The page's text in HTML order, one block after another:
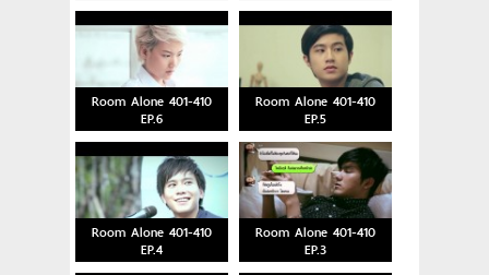
Room Alone 401-410
EP.6
Room Alone 401-410
EP.5
Room Alone 401-410
EP.4
Room Alone 401-410
EP.3